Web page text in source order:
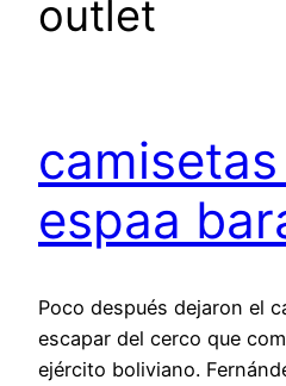
outlet
espaa
Poco después dejaron el
escapar del cerco que
ejército boliviano.